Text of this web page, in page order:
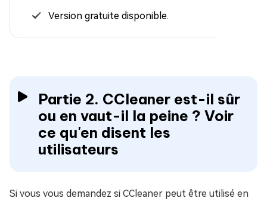
Version gratuite disponible.
Partie 2. CCleaner est-il sûr
ou en vaut-il la peine ? Voir
ce qu'en disent les
utilisateurs
Si vous vous demandez si CCleaner peut être utilisé en